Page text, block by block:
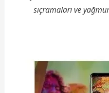
sıçramaları ve